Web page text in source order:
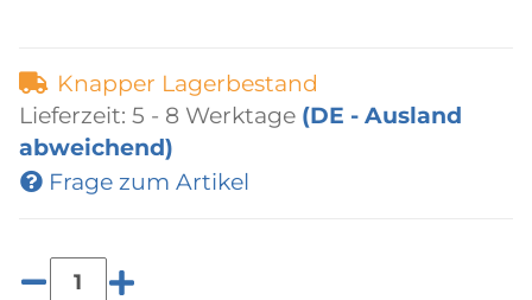
Knapper Lagerbestand
Lieferzeit: 5 - 8 Werktage (DE - Ausland
abweichend)
Frage zum Artikel